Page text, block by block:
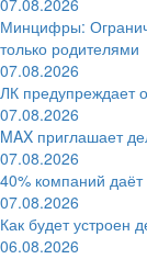
Минцифры:
только родителями
07.08.2026
ЛК предупреждает
07.08.2026
MAX приглашает
07.08.2026
40% компаний даёт
07.08.2026
Как будет устроен
06.08.2026